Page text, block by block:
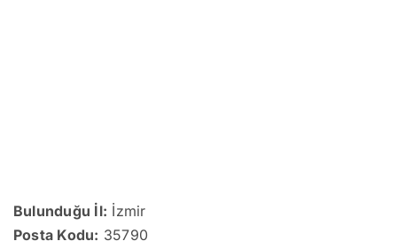
Bulunduğu İl: İzmir
Posta Kodu: 35790